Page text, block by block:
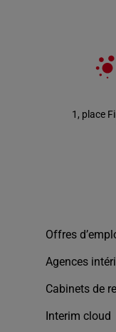
1, place
Offres
Agences
Cabinets de
Interim cloud